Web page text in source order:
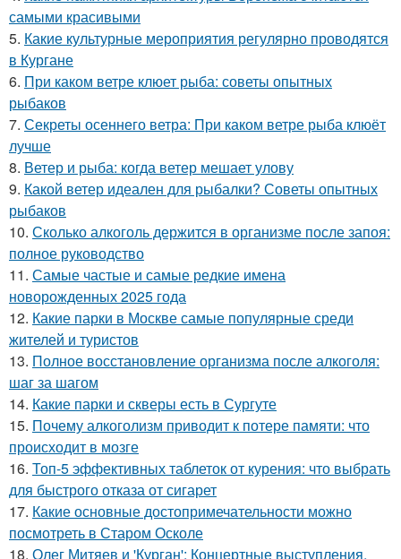
самыми красивыми
5. Какие культурные мероприятия регулярно проводятся
в Кургане
6. При каком ветре клюет рыба: советы опытных
рыбаков
7. Секреты осеннего ветра: При каком ветре рыба клюёт
лучше
8. Ветер и рыба: когда ветер мешает улову
9. Какой ветер идеален для рыбалки? Советы опытных
рыбаков
10. Сколько алкоголь держится в организме после запоя:
полное руководство
11. Самые частые и самые редкие имена
новорожденных 2025 года
12. Какие парки в Москве самые популярные среди
жителей и туристов
13. Полное восстановление организма после алкоголя:
шаг за шагом
14. Какие парки и скверы есть в Сургуте
15. Почему алкоголизм приводит к потере памяти: что
происходит в мозге
16. Топ-5 эффективных таблеток от курения: что выбрать
для быстрого отказа от сигарет
17. Какие основные достопримечательности можно
посмотреть в Старом Осколе
18. Олег Митяев и 'Курган': Концертные выступления,